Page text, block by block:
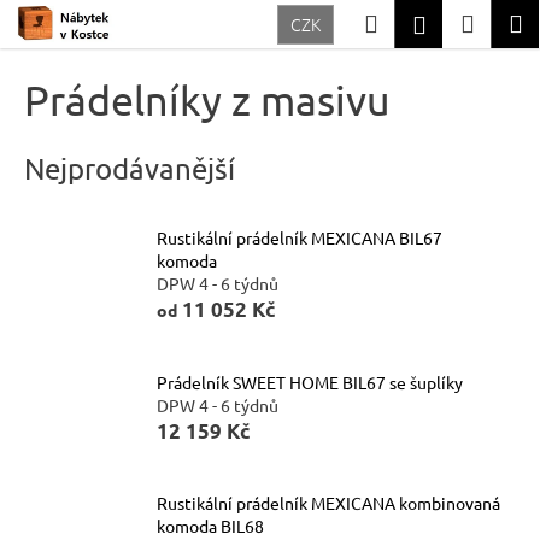
Přejít
CZK HledatPřihlášení
Prádelníky z masivu
Nejprodávanější
Rustikální prádelník MEXICANA BIL67
komoda
DPW 4 - 6 týdnů
od 11 052 Kč
Prádelník SWEET HOME BIL67 se šuplíky
DPW 4 - 6 týdnů
12 159 Kč
Rustikální prádelník MEXICANA kombinovaná
komoda BIL68
o
o